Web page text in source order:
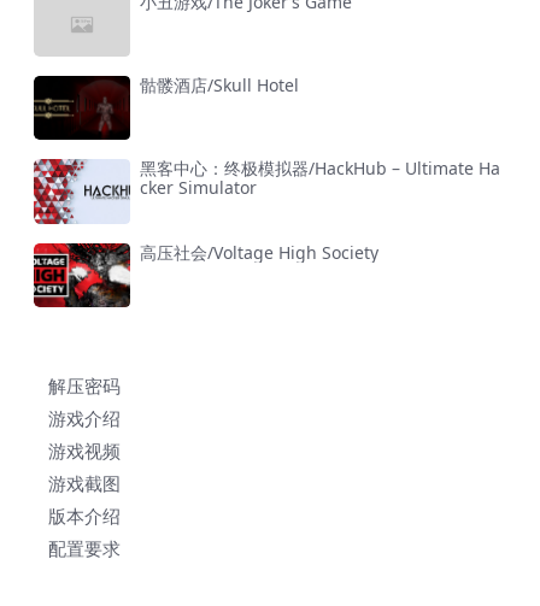
骷髅酒店/Skull Hotel
黑客中心：终极模拟器/HackHub – Ultimate Ha
cker Simulator
高压社会/Voltage High Society
解压密码
游戏介绍
游戏视频
游戏截图
版本介绍
配置要求